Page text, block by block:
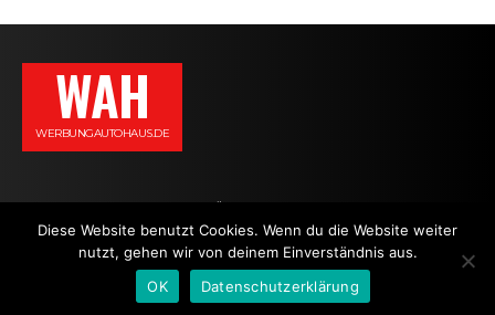
WAH
WERBUNGAUTOHAUS.DE
AGB DATENSCHUTZERKLÄRUNG
Diese Website benutzt Cookies. Wenn du die Website weiter
nutzt, gehen wir von deinem Einverständnis aus.
OK
Datenschutzerklärung